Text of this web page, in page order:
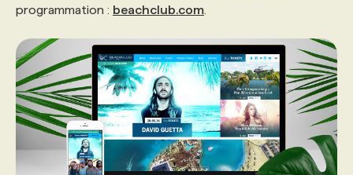
NOS TARIFS
PROGRAMMES DE SUBVENTIONS
FAQ
ANNONCEZ AVEC NOUS
ANNONCEZ AVEC NOUS
programmation : beachclub.com